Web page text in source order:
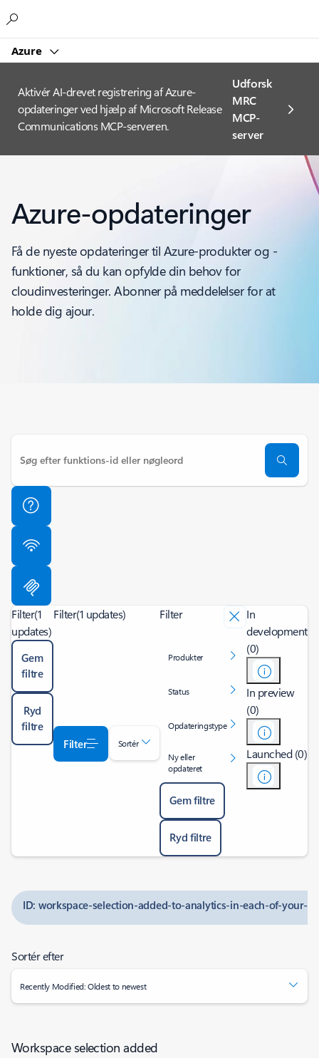
Azure
Aktivér AI-drevet registrering af Azure-
opdateringer ved hjælp af Microsoft Release
Communications MCP-serveren.
Udforsk
MRC
MCP-
server
Azure-opdateringer
Få de nyeste opdateringer til Azure-produkter og -
funktioner, så du kan opfylde din behov for
cloudinvesteringer. Abonner på meddelelser for at
holde dig ajour.
Filter(1
updates)
Gem
filtre
Ryd
filtre
Filter(1 updates)
Filter Sortér
Filter
Produkter
Status
Opdateringstype
Ny eller
opdateret
Gem filtre
Ryd filtre
In
development
(0)
In preview
(0)
Launched (0)
ID: workspace-selection-added-to-analytics-in-each-of-your-
Sortér efter
Recently Modified: Oldest to newest
Workspace selection added